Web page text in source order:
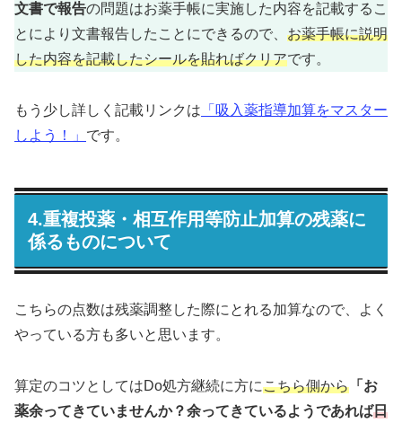
文書で報告の問題はお薬手帳に実施した内容を記載するこ
とにより文書報告したことにできるので、 お薬手帳に説明
した内容を記載したシールを貼ればクリアです。
もう少し詳しく記載リンクは 「吸入薬指導加算をマスター
しよう！」 です。
4.重複投薬・相互作用等防止加算の残薬に
係るものについて
こちらの点数は残薬調整した際にとれる加算なので、よく
やっている方も多いと思います。
算定のコツとしてはDo処方継続に方にこちら側から 「お
薬余ってきていませんか？余ってきているようであれば日